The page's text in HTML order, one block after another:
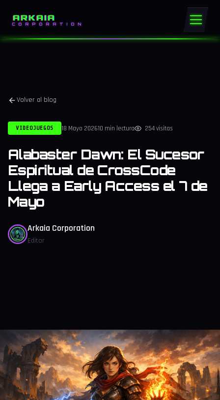
ARKAIA
CORPORATION
Volver al blog
VIDEOJUEGOS 18 Mayo 202610 min lectura 254 visitas
Alabaster Dawn: El Sucesor
Espiritual de CrossCode
Llega a Early Access el 7 de
Mayo
Arkaia Corporation
Editor